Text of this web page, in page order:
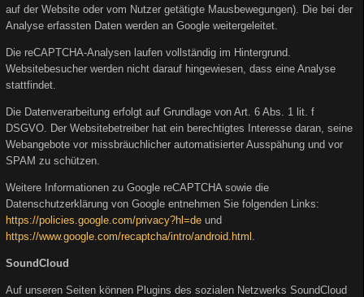
auf der Website oder vom Nutzer getätigte Mausbewegungen). Die bei der
Analyse erfassten Daten werden an Google weitergeleitet.
Die reCAPTCHA-Analysen laufen vollständig im Hintergrund.
Websitebesucher werden nicht darauf hingewiesen, dass eine Analyse
stattfindet.
Die Datenverarbeitung erfolgt auf Grundlage von Art. 6 Abs. 1 lit. f
DSGVO. Der Websitebetreiber hat ein berechtigtes Interesse daran, seine
Webangebote vor missbräuchlicher automatisierter Ausspähung und vor
SPAM zu schützen.
Weitere Informationen zu Google reCAPTCHA sowie die
Datenschutzerklärung von Google entnehmen Sie folgenden Links:
https://policies.google.com/privacy?hl=de und
https://www.google.com/recaptcha/intro/android.html
SoundCloud
Auf unseren Seiten können Plugins des sozialen Netzwerks SoundCloud